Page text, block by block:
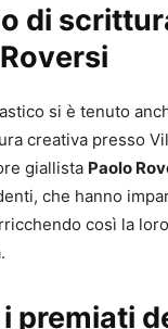
di
si è tenuto
creativa presso
giallista Paolo
che hanno
così la
premiati